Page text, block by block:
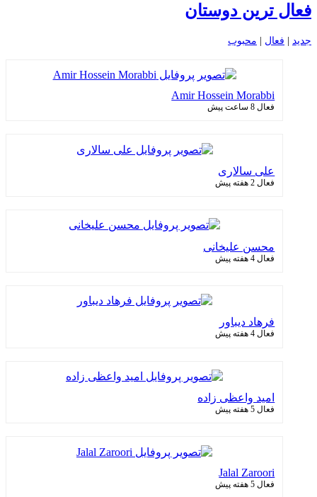
فعال ترین دوستان
جدید | فعال | محبوب
Amir Hossein Morabbi
فعال 8 ساعت پیش
علی سالاری
فعال 2 هفته پیش
محسن علیخانی
فعال 4 هفته پیش
فرهاد دیباور
فعال 4 هفته پیش
امید واعظی زاده
فعال 5 هفته پیش
Jalal Zaroori
فعال 5 هفته پیش